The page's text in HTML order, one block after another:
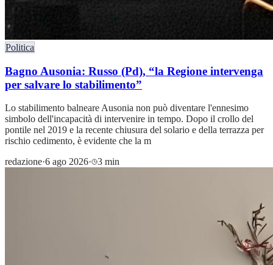
Politica
Bagno Ausonia: Russo (Pd), “la Regione intervenga
per salvare lo stabilimento”
Lo stabilimento balneare Ausonia non può diventare l'ennesimo
simbolo dell'incapacità di intervenire in tempo. Dopo il crollo del
pontile nel 2019 e la recente chiusura del solario e della terrazza per
rischio cedimento, è evidente che la m
redazione·6 ago 2026· 3 min